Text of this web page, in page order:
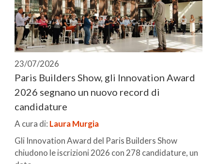
23/07/2026
Paris Builders Show, gli Innovation Award
2026 segnano un nuovo record di
candidature
A cura di: Laura Murgia
Gli Innovation Award del Paris Builders Show
chiudono le iscrizioni 2026 con 278 candidature, un